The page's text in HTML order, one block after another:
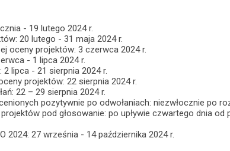
- 19 lutego 2024 r.
20 lutego - 31 maja 2024 r.
oceny projektów: 3 czerwca 2024 r.
- 1 lipca 2024 r.
lipca - 21 sierpnia 2024 r.
projektów: 22 sierpnia 2024 r.
22 – 29 sierpnia 2024 r.
pozytywnie po odwołaniach: niezwłocznie po
pod głosowanie: po upływie czwartego dnia
2024: 27 września - 14 października 2024 r.